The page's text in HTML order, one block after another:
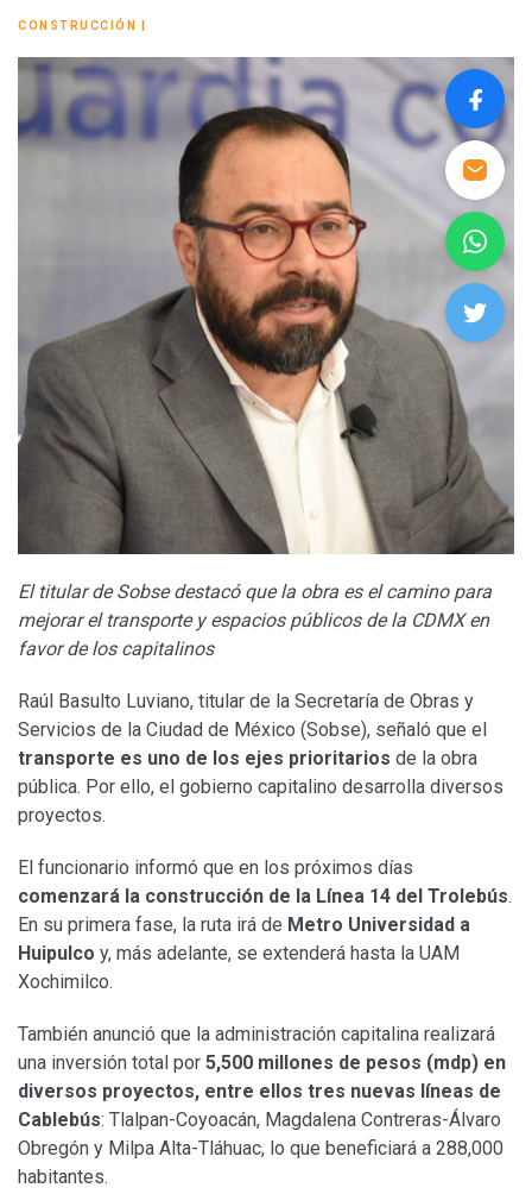
CONSTRUCCIÓN
El titular de Sobse destacó que la obra es el camino para
mejorar el transporte y espacios públicos de la CDMX en
favor de los capitalinos
Raúl Basulto Luviano, titular de la Secretaría de Obras y
Servicios de la Ciudad de México (Sobse), señaló que el
transporte es uno de los ejes prioritarios de la obra
pública. Por ello, el gobierno capitalino desarrolla diversos
proyectos.
El funcionario informó que en los próximos días
comenzará la construcción de la Línea 14 del Trolebús.
En su primera fase, la ruta irá de Metro Universidad a
Huipulco y, más adelante, se extenderá hasta la UAM
Xochimilco.
También anunció que la administración capitalina realizará
una inversión total por 5,500 millones de pesos (mdp) en
diversos proyectos, entre ellos tres nuevas líneas de
Cablebús: Tlalpan-Coyoacán, Magdalena Contreras-Álvaro
Obregón y Milpa Alta-Tláhuac, lo que beneficiará a 288,000
habitantes.